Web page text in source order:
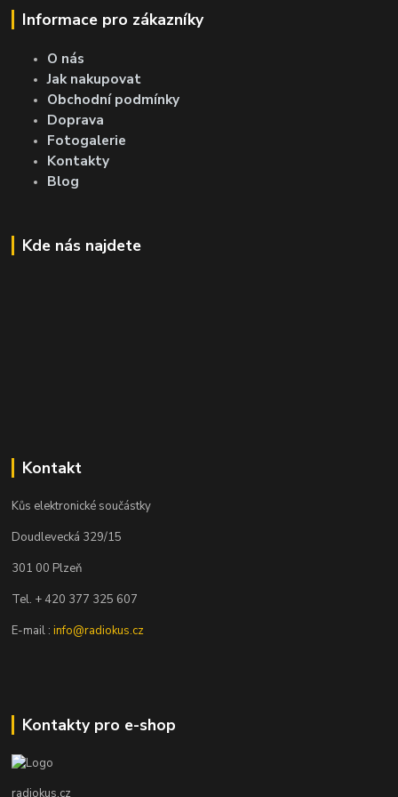
Informace pro zákazníky
O nás
Jak nakupovat
Obchodní podmínky
Doprava
Fotogalerie
Kontakty
Blog
Kde nás najdete
Kontakt
Kůs elektronické součástky
Doudlevecká 329/15
301 00 Plzeň
Tel. + 420 377 325 607
E-mail :info@radiokus.cz
Kontakty pro e-shop
radiokus.cz